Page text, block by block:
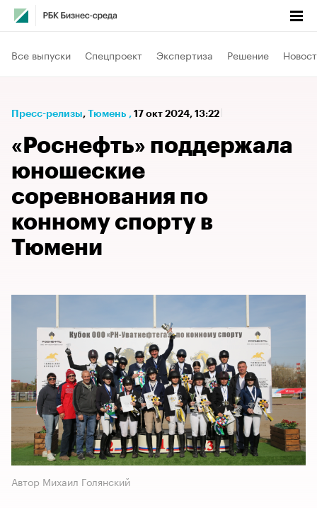
Все выпуски Спецпроект Экспертиза Решение
Пресс-релизы⁠, Тюмень , 17 окт 2024, 13:22
«Роснефть» поддержала
юношеские
соревнования по
конному спорту в
Тюмени
Автор Михаил Голянский